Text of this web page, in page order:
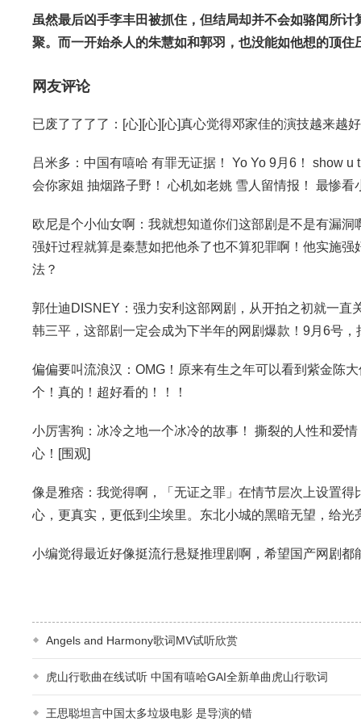
虽然最后凶手李丰田被抓住，但结局却并不会如骆闻所
聚。而一开始杀人的朱慧如和郭羽，也没能如他想的顶
网友评论
已废了了了了：[心][心][心]真心觉得邓家佳的演技越来越
吕米多：中国有嘻哈 有罪无证据！ Yo Yo 9月6！ show
会你家姐 抽烟路子野！ 心机如老姚 雪人留情报！ 最惨
欧尼是个小仙女啊：我就想知道你们这部剧是不是有漏
强奸过程就算是秦慧如把他杀了也不算犯罪啊！他实施
法？
郭仕迪DISNEY：强力安利这部网剧，从开拍之初就一
韩三平，这部剧一定会成为下半年的网剧爆款！9月6号，
偏偏要叫流浪汉：OMG！原来有生之年可以看到紫金陈
个！真的！超好看的！！！
小厉害狗：冰冷之地一个冰冷的故事！ 撕裂的人性和爱
心！[围观]
像是雅痞：我觉得啊，「无证之罪」在情节层次上设置
心，更真实，更低到尘埃里。东北小城的黑暗无望，给光
小编觉得最近好像挺流行悬疑推理剧啊，希望国产网剧
Angels and Harmony歌词MV试听欣赏
虎山行歌曲在线试听 中国有嘻哈GAI全新单曲虎山行歌词
王思聪坦言中国太多垃圾电影 是导演的错